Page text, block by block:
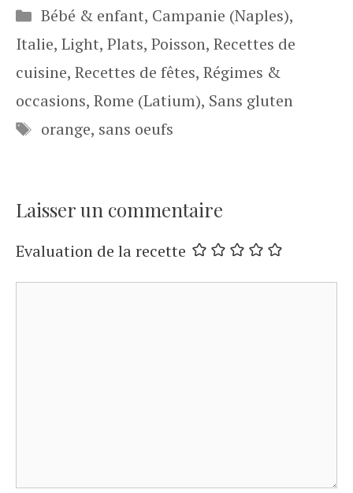
Catégories
Bébé & enfant, Campanie (Naples),
Italie, Light, Plats, Poisson, Recettes de
cuisine, Recettes de fêtes, Régimes &
occasions, Rome (Latium), Sans gluten
Étiquettes
orange, sans oeufs
Laisser un commentaire
Evaluation de la recette